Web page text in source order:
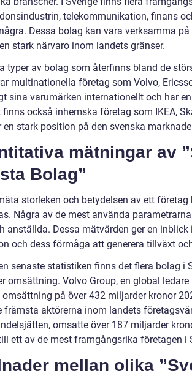
telekommunikation, finans
Dessa bolag kan vara verksamma
stark närvaro inom landets gränser.
typer av bolag som återfinns bland de
multinationella företag som Volvo,
sina varumärken internationellt och har
finns också inhemska företag som IKEA,
en stark position på den svenska
mätningar av
Bolag”
storleken och betydelsen av ett
Några av de mest använda
anställda. Dessa mätvärden ger en
och dess förmåga att generera tillväxt
senaste statistiken finns det flera bolag i
omsättning. Volvo Group, en global
omsättning på över 432 miljarder kronor
främsta aktörerna inom landets
omsatte över 187 miljarder
ett av de mest framgångsrika företagen i
mellan olika